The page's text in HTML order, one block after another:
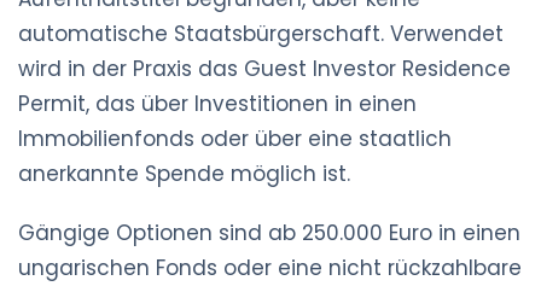
automatische Staatsbürgerschaft. Verwendet
wird in der Praxis das Guest Investor Residence
Permit, das über Investitionen in einen
Immobilienfonds oder über eine staatlich
anerkannte Spende möglich ist.
Gängige Optionen sind ab 250.000 Euro in einen
ungarischen Fonds oder eine nicht rückzahlbare